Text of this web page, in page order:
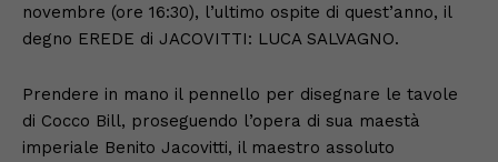
novembre (ore 16:30), l’ultimo ospite di quest’anno, il
degno EREDE di JACOVITTI: LUCA SALVAGNO.
Prendere in mano il pennello per disegnare le tavole
di Cocco Bill, proseguendo l’opera di sua maestà
imperiale Benito Jacovitti, il maestro assoluto